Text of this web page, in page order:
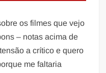
os filmes que vejo
– notas acima de
a crítico e quero
me faltaria